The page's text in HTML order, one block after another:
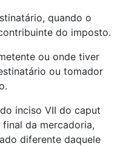
quando o
do imposto.
ou onde tiver
ou tomador
inciso VII do caput
da mercadoria,
diferente daquele